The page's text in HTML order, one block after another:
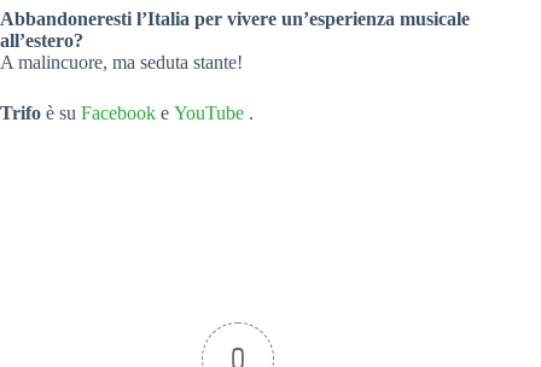
Abbandoneresti l’Italia per vivere un’esperienza musicale
all’estero?
A malincuore, ma seduta stante!
Trifo è su Facebook e YouTube .
0